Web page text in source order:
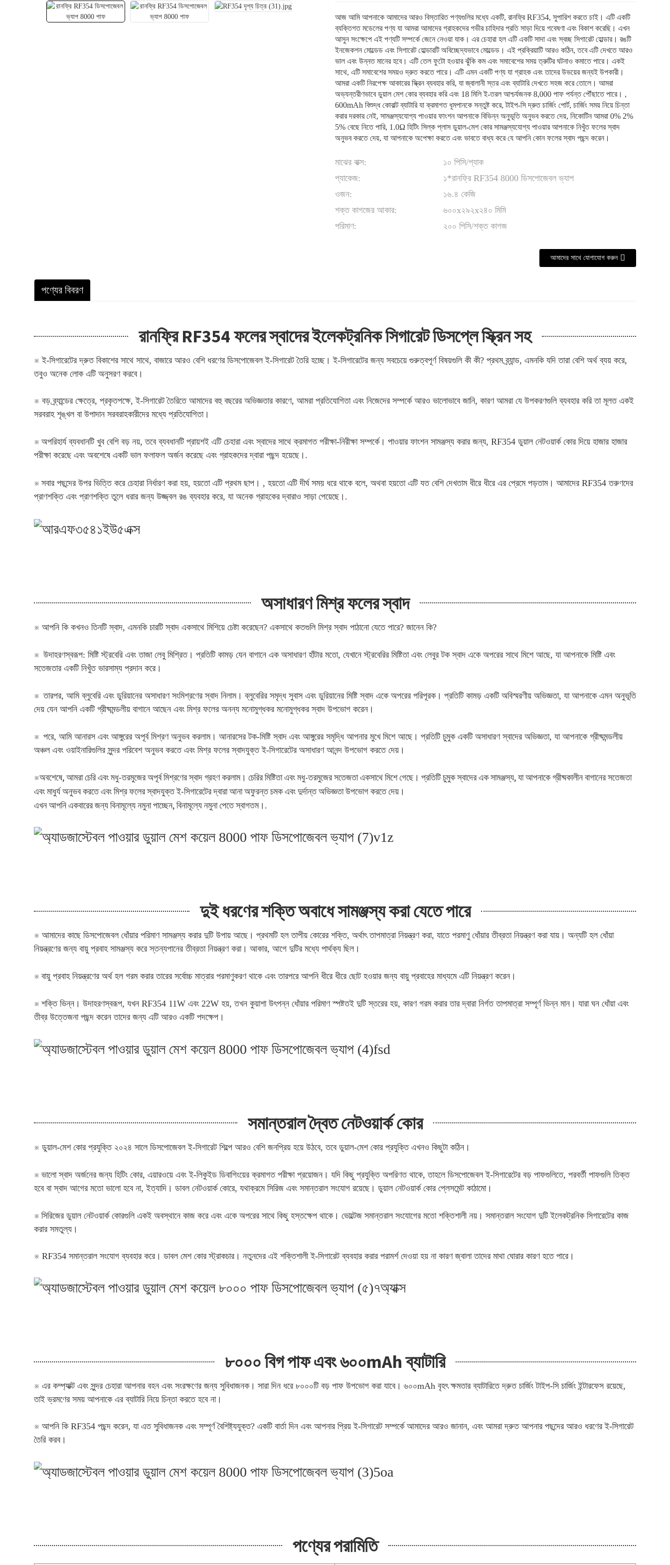
আজ আমি আপনাকে আমাদের আরও বিস্তারিত পণ্যগুলির মধ্যে একটি, রানফ্রি RF354, সুপারিশ করতে চাই। এটি একটি
ব্যক্তিগত মডেলের পণ্য যা আমরা আমাদের গ্রাহকদের গভীর চাহিদার প্রতি সাড়া দিয়ে গবেষণা এবং বিকাশ করেছি। এখন
আসুন সংক্ষেপে এই পণ্যটি সম্পর্কে জেনে নেওয়া যাক। এর চেহারা হল এটি একটি সাদা এবং স্বচ্ছ সিগারেট হোল্ডার। রঙটি
ইনজেকশন মোল্ডেড এবং সিগারেট হোল্ডারটি অবিচ্ছেদ্যভাবে মোল্ডেড। এই প্রক্রিয়াটি আরও কঠিন, তবে এটি দেখতে আরও
ভাল এবং উন্নত মানের হবে। এটি তেল ফুটো হওয়ার ঝুঁকি কম এবং সমাবেশের সময় ত্রুটির ঘটনাও কমাতে পারে। একই
সাথে, এটি সমাবেশের সময়ও দ্রুত করতে পারে। এটি এমন একটি পণ্য যা গ্রাহক এবং তাদের উভয়ের জন্যই উপকারী।
আমরা একটি নিরপেক্ষ আকারের স্ক্রিন ব্যবহার করি, যা জ্বালানী স্তর এবং ব্যাটারি দেখতে সহজ করে তোলে। আমরা
অভ্যন্তরীণভাবে ডুয়াল মেশ কোর ব্যবহার করি এবং 18 মিলি ই-তরল আশ্চর্যজনক 8,000 পাফ পর্যন্ত পৌঁছাতে পারে। ,
600mAh বিশুদ্ধ কোবাল্ট ব্যাটারি যা ক্রমাগত ধূমপানকে সন্তুষ্ট করে, টাইপ-সি দ্রুত চার্জিং পোর্ট, চার্জিং সময় নিয়ে চিন্তা
করার দরকার নেই, সামঞ্জস্যযোগ্য পাওয়ার ফাংশন আপনাকে বিভিন্ন অনুভূতি অনুভব করতে দেয়, নিকোটিন আমরা 0% 2%
5% বেছে নিতে পারি, 1.0Ω হিটিং সিল্ক প্লাস ডুয়াল-মেশ কোর সামঞ্জস্যযোগ্য পাওয়ার আপনাকে নিখুঁত ফলের স্বাদ
অনুভব করতে দেয়, যা আপনাকে অপেক্ষা করতে এবং ভাবতে বাধ্য করে যে আপনি কোন ফলের স্বাদ পছন্দ করেন।
মাঝের বাক্স:
১০ পিসি/প্যাক
প্যাকেজ:
১*রানফ্রি RF354 8000 ডিসপোজেবল ভ্যাপ
ওজন:
১৬.৪ কেজি
শক্ত কাগজের আকার:
৬০০x২৯২x২৪০ মিমি
পরিমাণ:
২০০ পিসি/শক্ত কাগজ
আমাদের সাথে যোগাযোগ করুন
পণ্যের বিবরণ
রানফ্রি RF354 ফলের স্বাদের ইলেকট্রনিক সিগারেট ডিসপ্লে স্ক্রিন সহ
※ ই-সিগারেটের দ্রুত বিকাশের সাথে সাথে, বাজারে আরও বেশি ধরণের ডিসপোজেবল ই-সিগারেট তৈরি হচ্ছে। ই-সিগারেটের জন্য সবচেয়ে গুরুত্বপূর্ণ বিষয়গুলি কী কী? প্রথম ব্র্যান্ড, এমনকি যদি তারা বেশি অর্থ ব্যয় করে,
তবুও অনেক লোক এটি অনুসরণ করবে।
※ বড় ব্র্যান্ডের ক্ষেত্রে, প্রকৃতপক্ষে, ই-সিগারেট তৈরিতে আমাদের বহু বছরের অভিজ্ঞতার কারণে, আমরা প্রতিযোগিতা এবং নিজেদের সম্পর্কে আরও ভালোভাবে জানি, কারণ আমরা যে উপকরণগুলি ব্যবহার করি তা মূলত একই
সরবরাহ শৃঙ্খল বা উপাদান সরবরাহকারীদের মধ্যে প্রতিযোগিতা।
※ অপরিহার্য ব্যবধানটি খুব বেশি বড় নয়, তবে ব্যবধানটি প্রায়শই এটি চেহারা এবং স্বাদের সাথে ক্রমাগত পরীক্ষা-নিরীক্ষা সম্পর্কে। পাওয়ার ফাংশন সামঞ্জস্য করার জন্য, RF354 ডুয়াল নেটওয়ার্ক কোর দিয়ে হাজার হাজার
পরীক্ষা করেছে এবং অবশেষে একটি ভাল ফলাফল অর্জন করেছে এবং গ্রাহকদের দ্বারা পছন্দ হয়েছে। .
※ সবার পছন্দের উপর ভিত্তি করে চেহারা নির্ধারণ করা হয়, হয়তো এটি প্রথম ছাপ। , হয়তো এটি দীর্ঘ সময় ধরে থাকে বলে, অথবা হয়তো এটি যত বেশি দেখতাম ধীরে ধীরে এর প্রেমে পড়তাম। আমাদের RF354 তরুণদের
প্রাণশক্তি এবং প্রাণশক্তি তুলে ধরার জন্য উজ্জ্বল রঙ ব্যবহার করে, যা অনেক গ্রাহকের দ্বারাও সাড়া পেয়েছে। .
অসাধারণ মিশ্র ফলের স্বাদ
※ আপনি কি কখনও তিনটি স্বাদ, এমনকি চারটি স্বাদ একসাথে মিশিয়ে চেষ্টা করেছেন? একসাথে কতগুলি মিশ্র স্বাদ পাঠানো যেতে পারে? জানেন কি?
※ উদাহরণস্বরূপ: মিষ্টি স্ট্রবেরি এবং তাজা লেবু মিশ্রিত। প্রতিটি কামড় যেন বাগানে এক অসাধারণ হাঁটার মতো, যেখানে স্ট্রবেরির মিষ্টিতা এবং লেবুর টক স্বাদ একে অপরের সাথে মিশে আছে, যা আপনাকে মিষ্টি এবং
সতেজতার একটি নিখুঁত ভারসাম্য প্রদান করে।
※ তারপর, আমি ব্লুবেরি এবং ডুরিয়ানের অসাধারণ সংমিশ্রণের স্বাদ নিলাম। ব্লুবেরির সমৃদ্ধ সুবাস এবং ডুরিয়ানের মিষ্টি স্বাদ একে অপরের পরিপূরক। প্রতিটি কামড় একটি অবিস্মরণীয় অভিজ্ঞতা, যা আপনাকে এমন অনুভূতি
দেয় যেন আপনি একটি গ্রীষ্মমন্ডলীয় বাগানে আছেন এবং মিশ্র ফলের অনন্য মনোমুগ্ধকর মনোমুগ্ধকর স্বাদ উপভোগ করেন।
※ পরে, আমি আনারস এবং আঙ্গুরের অপূর্ব মিশ্রণ অনুভব করলাম। আনারসের টক-মিষ্টি স্বাদ এবং আঙ্গুরের সমৃদ্ধি আপনার মুখে মিশে আছে। প্রতিটি চুমুক একটি অসাধারণ স্বাদের অভিজ্ঞতা, যা আপনাকে গ্রীষ্মমন্ডলীয়
অঞ্চল এবং ওয়াইনারিগুলির সুন্দর পরিবেশ অনুভব করতে এবং মিশ্র ফলের স্বাদযুক্ত ই-সিগারেটের অসাধারণ আনন্দ উপভোগ করতে দেয়।
※অবশেষে, আমরা চেরি এবং মধু-তরমুজের অপূর্ব মিশ্রণের স্বাদ গ্রহণ করলাম। চেরির মিষ্টিতা এবং মধু-তরমুজের সতেজতা একসাথে মিশে গেছে। প্রতিটি চুমুক স্বাদের এক সামঞ্জস্য, যা আপনাকে গ্রীষ্মকালীন বাগানের সতেজতা
এবং মাধুর্য অনুভব করতে এবং মিশ্র ফলের স্বাদযুক্ত ই-সিগারেটের দ্বারা আনা অফুরন্ত চমক এবং দুর্দান্ত অভিজ্ঞতা উপভোগ করতে দেয়।
এখন আপনি একবারের জন্য বিনামূল্যে নমুনা পাচ্ছেন, বিনামূল্যে নমুনা পেতে স্বাগতম। .
দুই ধরণের শক্তি অবাধে সামঞ্জস্য করা যেতে পারে
※ আমাদের কাছে ডিসপোজেবল ধোঁয়ার পরিমাণ সামঞ্জস্য করার দুটি উপায় আছে। প্রথমটি হল তাপীয় কোরের শক্তি, অর্থাৎ তাপমাত্রা নিয়ন্ত্রণ করা, যাতে পরমাণু ধোঁয়ার তীব্রতা নিয়ন্ত্রণ করা যায়। অন্যটি হল ধোঁয়া
নিয়ন্ত্রণের জন্য বায়ু প্রবাহ সামঞ্জস্য করে স্তন্যপানের তীব্রতা নিয়ন্ত্রণ করা। আকার, আগে দুটির মধ্যে পার্থক্য ছিল।
※ বায়ু প্রবাহ নিয়ন্ত্রণের অর্থ হল গরম করার তারের সর্বোচ্চ মাত্রার পরমাণুকরণ থাকে এবং তারপরে আপনি ধীরে ধীরে ছোট হওয়ার জন্য বায়ু প্রবাহের মাধ্যমে এটি নিয়ন্ত্রণ করেন।
※ শক্তি ভিন্ন। উদাহরণস্বরূপ, যখন RF354 11W এবং 22W হয়, তখন কুয়াশা উৎপন্ন ধোঁয়ার পরিমাণ স্পষ্টতই দুটি স্তরের হয়, কারণ গরম করার তার দ্বারা নির্গত তাপমাত্রা সম্পূর্ণ ভিন্ন মান। যারা ঘন ধোঁয়া এবং
তীব্র উত্তেজনা পছন্দ করেন তাদের জন্য এটি আরও একটি পদক্ষেপ।
সমান্তরাল দ্বৈত নেটওয়ার্ক কোর
※ ডুয়াল-মেশ কোর প্রযুক্তি ২০২৪ সালে ডিসপোজেবল ই-সিগারেট শিল্পে আরও বেশি জনপ্রিয় হয়ে উঠবে, তবে ডুয়াল-মেশ কোর প্রযুক্তি এখনও কিছুটা কঠিন।
※ ভালো স্বাদ অর্জনের জন্য হিটিং কোর, এয়ারওয়ে এবং ই-লিকুইড ডিবাগিংয়ের ক্রমাগত পরীক্ষা প্রয়োজন। যদি কিছু প্রযুক্তি অপরিণত থাকে, তাহলে ডিসপোজেবল ই-সিগারেটের বড় পাফগুলিতে, পরবর্তী পাফগুলি তিক্ত
হবে বা স্বাদ আগের মতো ভালো হবে না, ইত্যাদি। ডাবল নেটওয়ার্ক কোরে, যথাক্রমে সিরিজ এবং সমান্তরাল সংযোগ রয়েছে। ডুয়াল নেটওয়ার্ক কোর প্লেসমেন্ট কাঠামো।
※ সিরিজের ডুয়াল নেটওয়ার্ক কোরগুলি একই অবস্থানে কাজ করে এবং একে অপরের সাথে কিছু হস্তক্ষেপ থাকে। ভোল্টেজ সমান্তরাল সংযোগের মতো শক্তিশালী নয়। সমান্তরাল সংযোগ দুটি ইলেকট্রনিক সিগারেটের কাজ
করার সমতুল্য।
※ RF354 সমান্তরাল সংযোগ ব্যবহার করে। ডাবল মেশ কোর স্ট্রাকচার। নতুনদের এই শক্তিশালী ই-সিগারেট ব্যবহার করার পরামর্শ দেওয়া হয় না কারণ জ্বালা তাদের মাথা ঘোরার কারণ হতে পারে।
৮০০০ বিগ পাফ এবং ৬০০mAh ব্যাটারি
※ এর কম্প্যাক্ট এবং সুন্দর চেহারা আপনার বহন এবং সংরক্ষণের জন্য সুবিধাজনক। সারা দিন ধরে ৮০০০টি বড় পাফ উপভোগ করা যাবে। ৬০০mAh বৃহৎ ক্ষমতার ব্যাটারিতে দ্রুত চার্জিং টাইপ-সি চার্জিং ইন্টারফেস রয়েছে,
তাই ভ্রমণের সময় আপনাকে এর ব্যাটারি নিয়ে চিন্তা করতে হবে না।
※ আপনি কি RF354 পছন্দ করেন, যা এত সুবিধাজনক এবং সম্পূর্ণ বৈশিষ্ট্যযুক্ত? একটি বার্তা দিন এবং আপনার প্রিয় ই-সিগারেট সম্পর্কে আমাদের আরও জানান, এবং আমরা দ্রুত আপনার পছন্দের আরও ধরণের ই-সিগারেট
তৈরি করব।
পণ্যের পরামিতি